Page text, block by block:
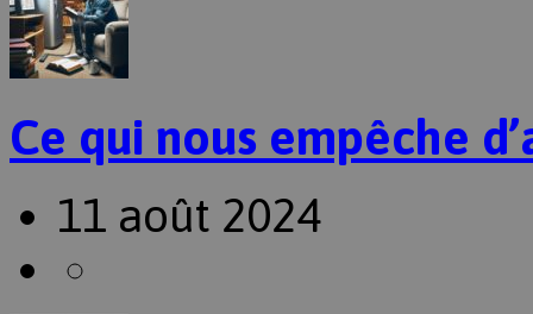
Ce qui nous empêche
11 août 2024